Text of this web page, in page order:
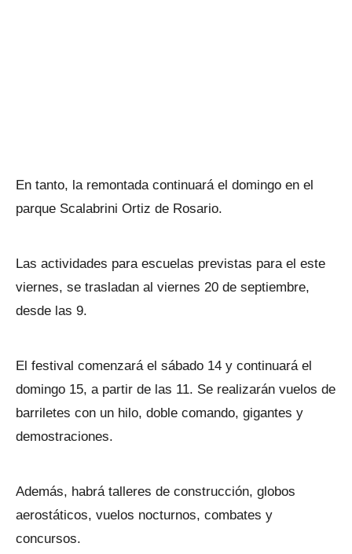
En tanto, la remontada continuará el domingo en el
parque Scalabrini Ortiz de Rosario.
Las actividades para escuelas previstas para el este
viernes, se trasladan al viernes 20 de septiembre,
desde las 9.
El festival comenzará el sábado 14 y continuará el
domingo 15, a partir de las 11. Se realizarán vuelos de
barriletes con un hilo, doble comando, gigantes y
demostraciones.
Además, habrá talleres de construcción, globos
aerostáticos, vuelos nocturnos, combates y
concursos.